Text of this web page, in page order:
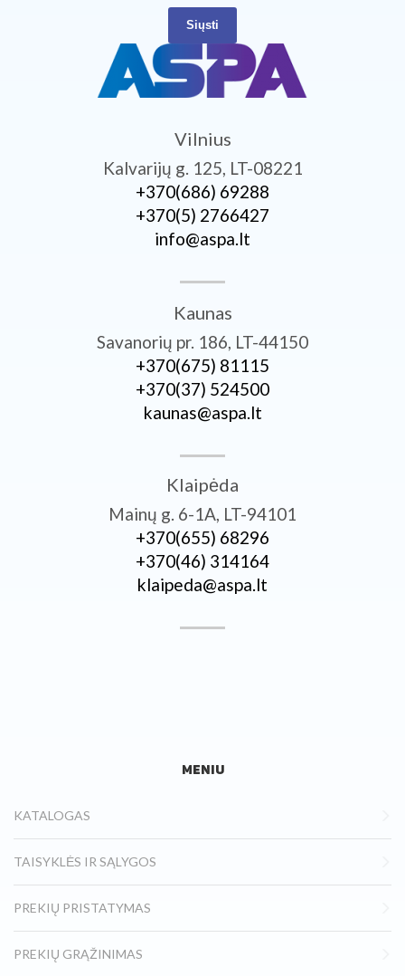
Siųsti
Vilnius
Kalvarijų g. 125, LT-08221
+370­(686) 69288
+370­(5) 2766427
info@aspa.lt
Kaunas
Savanorių pr. 186, LT-44150
+370­(675) 81115
+370­(37) 524500
kaunas@aspa.lt
Klaipėda
Mainų g. 6-1A, LT-94101
+370­(655) 68296
+370­(46) 314164
klaipeda@aspa.lt
MENIU
KATALOGAS
TAISYKLĖS IR SĄLYGOS
PREKIŲ PRISTATYMAS
PREKIŲ GRĄŽINIMAS